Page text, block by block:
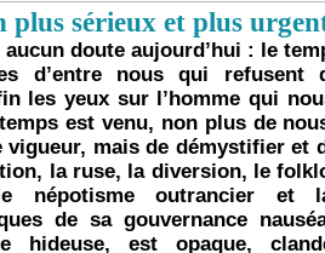
plus sérieux et plus
aucun doute aujourd’hui : le
d’entre nous qui refusent
les yeux sur l’homme qui
est venu, non plus de
vigueur, mais de démystifier
la ruse, la diversion, le
népotisme outrancier
de sa gouvernance
hideuse, est opaque,